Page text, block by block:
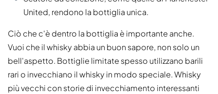
United, rendono la bottiglia unica.
Ciò che c'è dentro la bottiglia è importante anche.
Vuoi che il whisky abbia un buon sapore, non solo un
bell'aspetto. Bottiglie limitate spesso utilizzano barili
rari o invecchiano il whisky in modo speciale. Whisky
più vecchi con storie di invecchiamento interessanti